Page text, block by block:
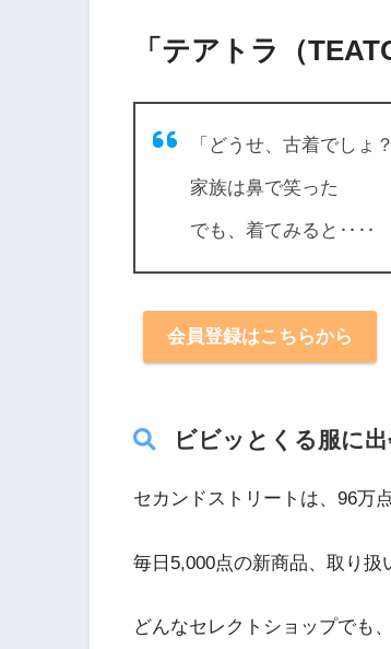
「テアトラ（
「どうせ、古着でしょ？
家族は鼻で笑った
でも、着てみると‥‥
会員登録はこちらから
ビビッとくる服に
セカンドストリートは、96万
毎日5,000点の新商品、取り扱
どんなセレクトショップでも